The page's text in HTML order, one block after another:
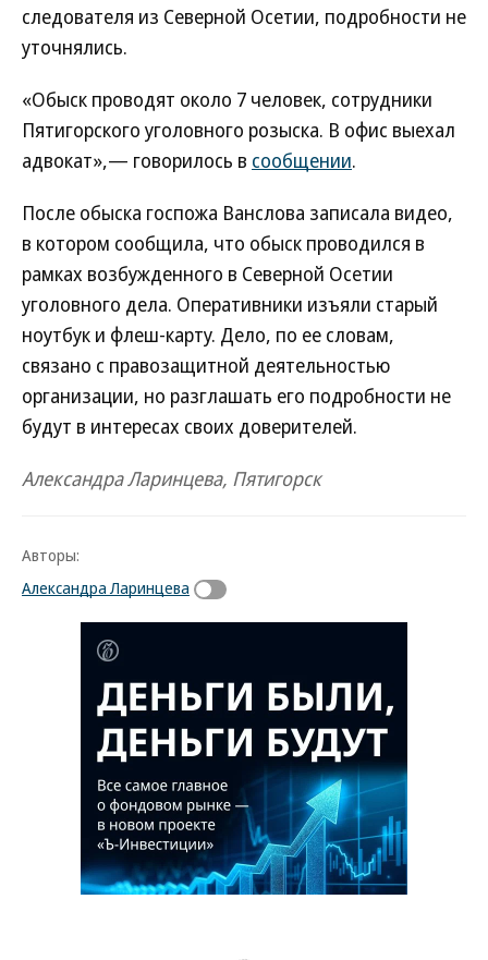
следователя из Северной Осетии, подробности не
уточнялись.
«Обыск проводят около 7 человек, сотрудники
Пятигорского уголовного розыска. В офис выехал
адвокат»,— говорилось в сообщении.
После обыска госпожа Ванслова записала видео,
в котором сообщила, что обыск проводился в
рамках возбужденного в Северной Осетии
уголовного дела. Оперативники изъяли старый
ноутбук и флеш-карту. Дело, по ее словам,
связано с правозащитной деятельностью
организации, но разглашать его подробности не
будут в интересах своих доверителей.
Александра Ларинцева, Пятигорск
Авторы:
Александра Ларинцева